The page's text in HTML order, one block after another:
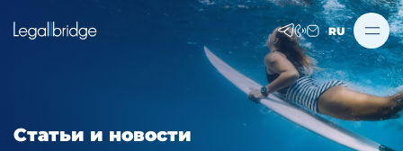
RU
Статьи и новости